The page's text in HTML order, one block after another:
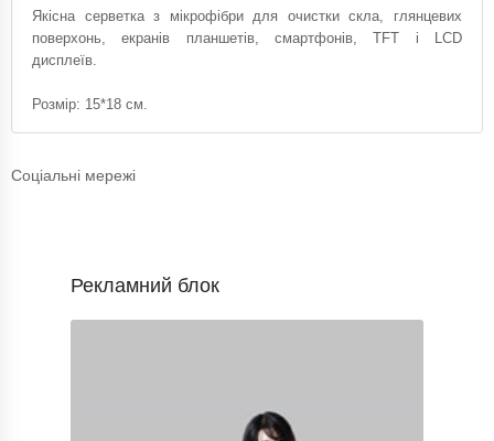
Якісна серветка з мікрофібри для очистки скла, глянцевих
поверхонь, екранів планшетів, смартфонів, TFT і LCD
дисплеїв.
Розмір: 15*18 см.
Соціальні мережі
Рекламний блок